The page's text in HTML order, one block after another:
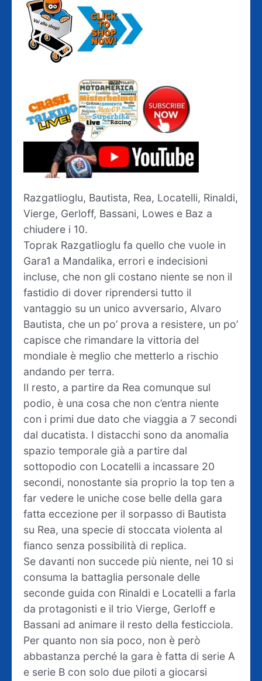
Razgatlioglu, Bautista, Rea, Locatelli, Rinaldi,
Vierge, Gerloff, Bassani, Lowes e Baz a
chiudere i 10.
Toprak Razgatlioglu fa quello che vuole in
Gara1 a Mandalika, errori e indecisioni
incluse, che non gli costano niente se non il
fastidio di dover riprendersi tutto il
vantaggio su un unico avversario, Alvaro
Bautista, che un po’ prova a resistere, un po’
capisce che rimandare la vittoria del
mondiale è meglio che metterlo a rischio
andando per terra.
Il resto, a partire da Rea comunque sul
podio, è una cosa che non c’entra niente
con i primi due dato che viaggia a 7 secondi
dal ducatista. I distacchi sono da anomalia
spazio temporale già a partire dal
sottopodio con Locatelli a incassare 20
secondi, nonostante sia proprio la top ten a
far vedere le uniche cose belle della gara
fatta eccezione per il sorpasso di Bautista
su Rea, una specie di stoccata violenta al
fianco senza possibilità di replica.
Se davanti non succede più niente, nei 10 si
consuma la battaglia personale delle
seconde guida con Rinaldi e Locatelli a farla
da protagonisti e il trio Vierge, Gerloff e
Bassani ad animare il resto della festicciola.
Per quanto non sia poco, non è però
abbastanza perché la gara è fatta di serie A
e serie B con solo due piloti a giocarsi